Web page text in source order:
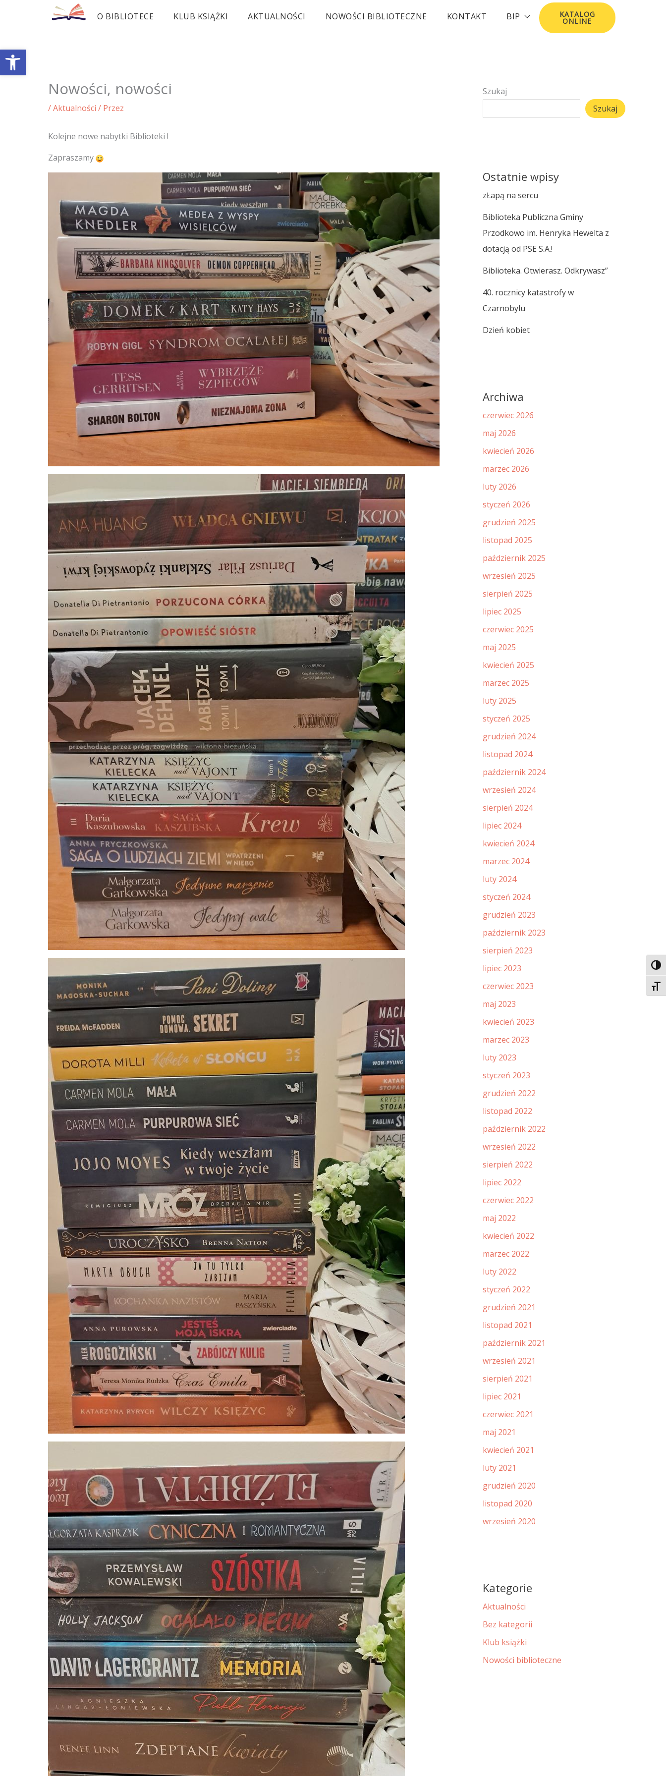
Otwórz pasek narzędzi
O BIBLIOTECE KLUB KSIĄŻKI AKTUALNOŚCI NOWOŚCI BIBLIOTECZNE KONTAKT BIP KATALOG
ONLINE
Nowości, nowości
/Aktualności / Przez
Kolejne nowe nabytki Biblioteki !
Zapraszamy
Szukaj
Szukaj
Ostatnie wpisy
zŁapą na sercu
Biblioteka Publiczna Gminy
Przodkowo im. Henryka Hewelta z
dotacją od PSE S.A.!
Biblioteka. Otwierasz. Odkrywasz”
40. rocznicy katastrofy w
Czarnobylu
Dzień kobiet
Archiwa
czerwiec 2026
maj 2026
kwiecień 2026
marzec 2026
luty 2026
styczeń 2026
grudzień 2025
listopad 2025
październik 2025
wrzesień 2025
sierpień 2025
lipiec 2025
czerwiec 2025
maj 2025
kwiecień 2025
marzec 2025
luty 2025
styczeń 2025
grudzień 2024
listopad 2024
październik 2024
wrzesień 2024
sierpień 2024
lipiec 2024
kwiecień 2024
marzec 2024
luty 2024
styczeń 2024
grudzień 2023
październik 2023
sierpień 2023
lipiec 2023
czerwiec 2023
maj 2023
kwiecień 2023
marzec 2023
luty 2023
styczeń 2023
grudzień 2022
listopad 2022
październik 2022
wrzesień 2022
sierpień 2022
lipiec 2022
czerwiec 2022
maj 2022
kwiecień 2022
marzec 2022
luty 2022
styczeń 2022
grudzień 2021
listopad 2021
październik 2021
wrzesień 2021
sierpień 2021
lipiec 2021
czerwiec 2021
maj 2021
kwiecień 2021
luty 2021
grudzień 2020
listopad 2020
wrzesień 2020
Kategorie
Aktualności
Bez kategorii
Klub książki
Nowości biblioteczne